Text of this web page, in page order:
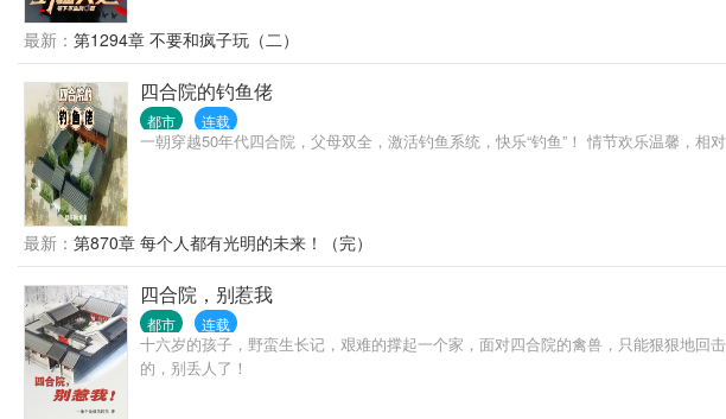
最新： 第1294章 不要和疯子玩（二）
四合院的钓鱼佬
都市 连载
一朝穿越50年代四合院，父母双全，激活钓鱼系统，快乐“钓鱼”！ 情节欢乐温馨，相
最新： 第870章 每个人都有光明的未来！（完）
四合院，别惹我
都市 连载
十六岁的孩子，野蛮生长记，艰难的撑起一个家，面对四合院的禽兽，只能狠狠地
的，别丢人了！